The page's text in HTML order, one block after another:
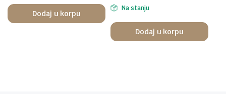
Dodaj u korpu
Na stanju
Dodaj u korpu